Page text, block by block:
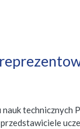
nauk